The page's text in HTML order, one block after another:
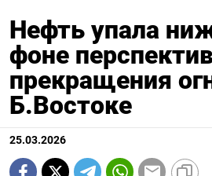
Нефть упала
фоне
прекращения
Б.Востоке
25.03.2026